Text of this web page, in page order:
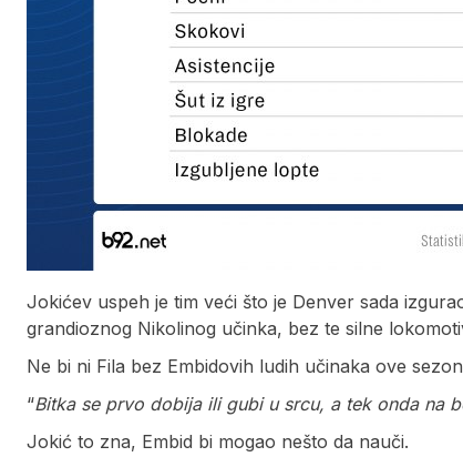
Jokićev uspeh je tim veći što je Denver sada
grandioznog Nikolinog učinka, bez te silne
Ne bi ni Fila bez Embidovih ludih učinaka ove
“Bitka se prvo dobija ili gubi u srcu, a tek onda na
Jokić to zna, Embid bi mogao nešto da nauči.